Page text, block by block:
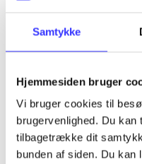
Samtykke
Hjemmesiden bruger
Vi bruger cookies til
brugervenlighed. Du
tilbagetrække dit
bunden af siden. Du
Tidsskrift
Artiklen er en del af
Artiklerne ihandler